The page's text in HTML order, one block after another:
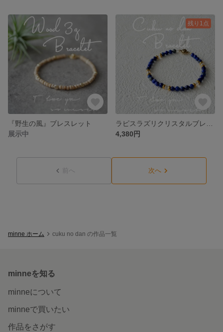
『野生の風』ブレスレット
展示中
残り1点
4,380円
前へ 次へ
minne ホーム cuku no dan の作品一覧
minneを知る
minneについて
minneで買いたい
作品をさがす